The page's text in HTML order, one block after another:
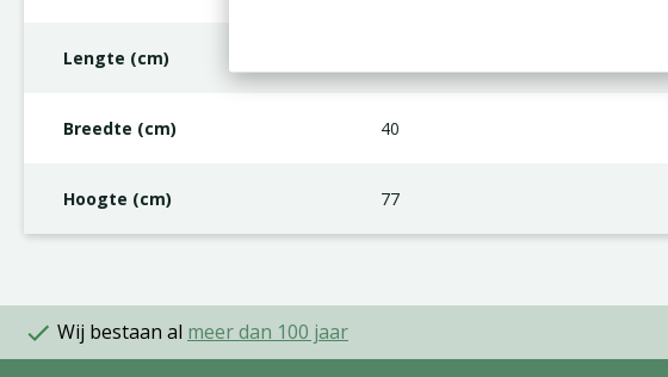
Lengte (cm)
Breedte (cm) 40
Hoogte (cm) 77
Wij bestaan al meer dan 100 jaar